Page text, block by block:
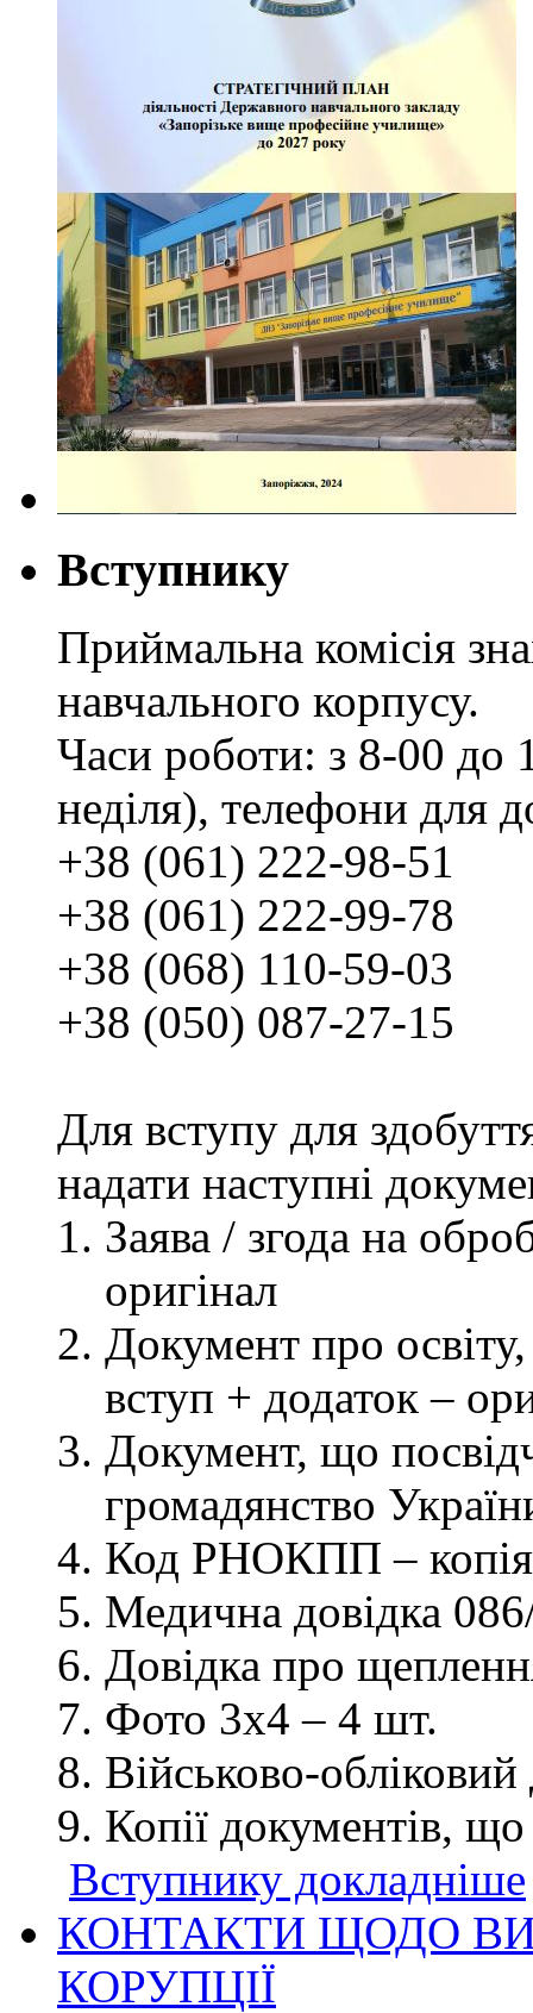
Вступнику
Приймальна комісія
навчального корпусу.
Часи роботи: з 8-00 до
неділя), телефони для
+38 (061) 222-98-51
+38 (061) 222-99-78
+38 (068) 110-59-03
+38 (050) 087-27-15
Для вступу для
надати наступні
Заява / згода на
оригінал
Документ про освіту,
вступ + додаток –
Документ, що
громадянство
Код РНОКПП – копія
Медична довідка
Довідка про
Фото 3х4 – 4 шт.
Військово-
Копії документів,
Вступнику докладніше
КОНТАКТИ ЩОДО
КОРУПЦІЇ